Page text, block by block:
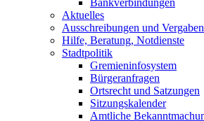
Bankverbindungen
Aktuelles
Ausschreibungen und Vergaben
Hilfe, Beratung, Notdienste
Stadtpolitik
Gremieninfosystem
Bürgeranfragen
Ortsrecht und Satzungen
Sitzungskalender
Amtliche